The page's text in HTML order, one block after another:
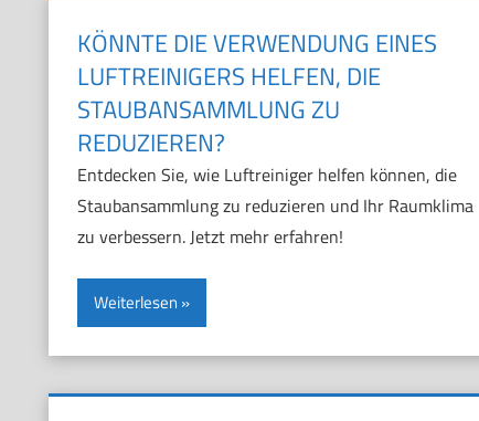
KÖNNTE DIE VERWENDUNG EINES
LUFTREINIGERS HELFEN, DIE
STAUBANSAMMLUNG ZU
REDUZIEREN?
Entdecken Sie, wie Luftreiniger helfen können, die
Staubansammlung zu reduzieren und Ihr Raumklima
zu verbessern. Jetzt mehr erfahren!
Weiterlesen